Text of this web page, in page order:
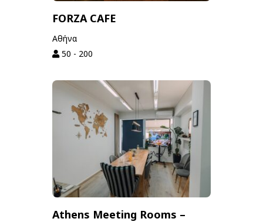
FORZA CAFE
Αθήνα
50 - 200
Athens Meeting Rooms –